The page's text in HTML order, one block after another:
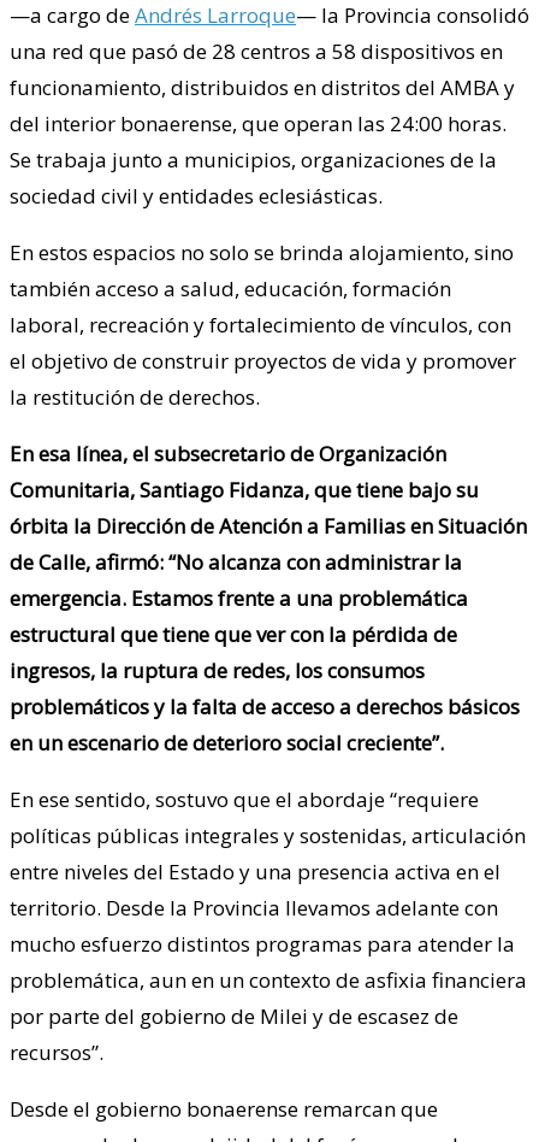
—a cargo deAndrés Larroque— la Provincia consolidó
una red que pasó de 28 centros a 58 dispositivos en
funcionamiento, distribuidos en distritos del AMBA y
del interior bonaerense, que operan las 24:00 horas.
Se trabaja junto a municipios, organizaciones de la
sociedad civil y entidades eclesiásticas.
En estos espacios no solo se brinda alojamiento, sino
también acceso a salud, educación, formación
laboral, recreación y fortalecimiento de vínculos, con
el objetivo de construir proyectos de vida y promover
la restitución de derechos.
En esa línea, el subsecretario de Organización
Comunitaria, Santiago Fidanza, que tiene bajo su
órbita la Dirección de Atención a Familias en Situación
de Calle, afirmó: “No alcanza con administrar la
emergencia. Estamos frente a una problemática
estructural que tiene que ver con la pérdida de
ingresos, la ruptura de redes, los consumos
problemáticos y la falta de acceso a derechos básicos
en un escenario de deterioro social creciente”.
En ese sentido, sostuvo que el abordaje “requiere
políticas públicas integrales y sostenidas, articulación
entre niveles del Estado y una presencia activa en el
territorio. Desde la Provincia llevamos adelante con
mucho esfuerzo distintos programas para atender la
problemática, aun en un contexto de asfixia financiera
por parte del gobierno de Milei y de escasez de
recursos”.
Desde el gobierno bonaerense remarcan que